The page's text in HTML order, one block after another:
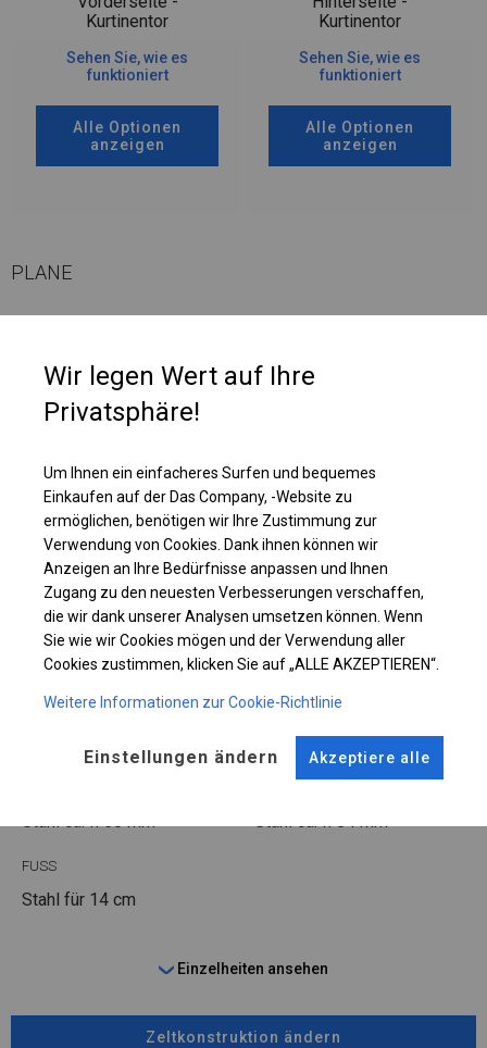
Kurtinentor
Sehen Sie, wie es
funktioniert
Alle Optionen
anzeigen
Kurtinentor
Sehen Sie, wie es
funktioniert
Alle Optionen
anzeigen
PLANE
wenn wir häufig Veranstaltungen für unterschiedliche Gästeanzahl
organisieren. Dann können wir einmal ein kleineres Zelt aufstellen oder
mehr Segmente hinzufügen, um mehr Platz zu schaffen.
Einzelheiten ansehen
Plane ändern
KONSTRUKTION
WINTER
Stahl ca.fi 50 mm Stahl ca.fi 54 mm
FUSS
Stahl für 14 cm
Einzelheiten ansehen
Zeltkonstruktion ändern
Wir legen Wert auf Ihre
Privatsphäre!
Um Ihnen ein einfacheres Surfen und bequemes
Einkaufen auf der Das Company, -Website zu
ermöglichen, benötigen wir Ihre Zustimmung zur
Verwendung von Cookies. Dank ihnen können wir
Anzeigen an Ihre Bedürfnisse anpassen und Ihnen
Zugang zu den neuesten Verbesserungen verschaffen,
die wir dank unserer Analysen umsetzen können. Wenn
Sie wie wir Cookies mögen und der Verwendung aller
Cookies zustimmen, klicken Sie auf „ALLE AKZEPTIEREN“.
Weitere Informationen zur Cookie-Richtlinie
Einstellungen ändern Akzeptiere alle